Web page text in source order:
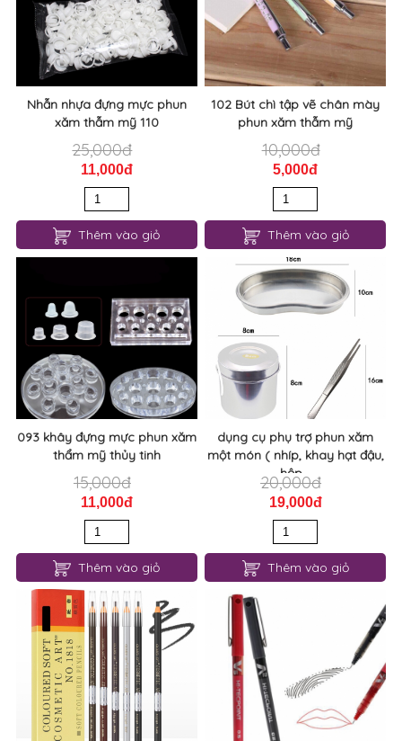
Nhẫn nhựa đựng mực phun
xăm thẫm mỹ 110
25,000đ
11,000đ
Thêm vào giỏ
102 Bút chì tập vẽ chân mày
phun xăm thẫm mỹ
10,000đ
5,000đ
Thêm vào giỏ
093 khây đựng mực phun xăm
thẩm mỹ thủy tinh
15,000đ
11,000đ
Thêm vào giỏ
dụng cụ phụ trợ phun xăm
một món ( nhíp, khay hạt đậu,
hộp...
20,000đ
19,000đ
Thêm vào giỏ